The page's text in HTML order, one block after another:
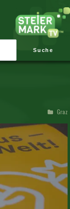
Suche
Graz